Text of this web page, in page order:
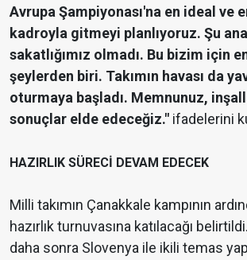
Avrupa Şampiyonası'na en ideal ve
kadroyla gitmeyi planlıyoruz. Şu
sakatlığımız olmadı. Bu bizim için
şeylerden biri. Takımın havası da
oturmaya başladı. Memnunuz,
sonuçlar elde edeceğiz." ifadelerini
HAZIRLIK SÜRECİ DEVAM EDECEK
Milli takımın Çanakkale kampının
hazırlık turnuvasına katılacağı belirtildi.
daha sonra Slovenya ile ikili temas